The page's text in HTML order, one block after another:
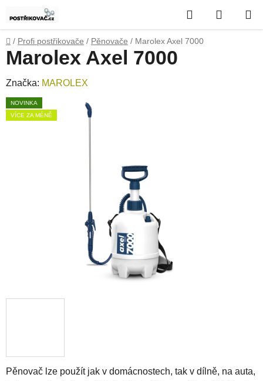
na
obsah
Hledat
KOŠÍK
Domů
/ Profi postřikovače / Pěnovače / Marolex Axel 7000
Pěnovač lze použít jak v domácnostech, tak v dílně, na auta,
Marolex Axel 7000
Značka: MAROLEX
NOVINKA
VÍCE ZA MÉNĚ